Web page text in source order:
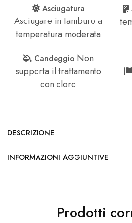
Asciugatura
Asciugare in tamburo a
temperatura moderata
Candeggio Non
supporta il trattamento
con cloro
DESCRIZIONE
INFORMAZIONI AGGIUNTIVE
Prodotti